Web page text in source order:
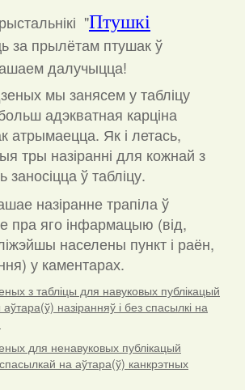
"Птушкі
за прылётам птушак ў
далучыцца!
мы занясем у табліцу
адэкватная карціна
атрымаецца. Як і летась,
тры назіранні для кожнай з
ў табліцу.
назіранне трапіла ў
пра яго інфармацыю (від,
населены пункт і раён,
у каментарах.
з табліцы для навуковых публікацый
назіранняў і без спасылкі на
для ненавуковых публікацый
на аўтара(ў) канкрэтных